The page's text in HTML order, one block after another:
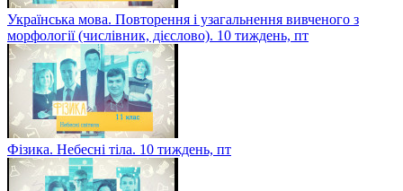
Українська мова. Повторення і узагальнення вивченого з
морфології (числівник, дієслово). 10 тиждень, пт
Фізика. Небесні тіла. 10 тиждень, пт